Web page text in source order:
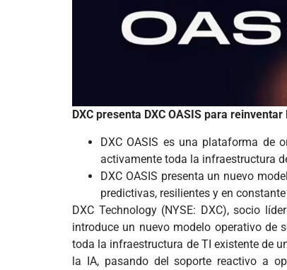
DXC presenta DXC OASIS para
DXC OASIS es una plataforma de
activamente toda la infraestructura
DXC OASIS presenta un nuevo
predictivas, resilientes y en
DXC Technology (NYSE: DXC), socio
introduce un nuevo modelo operativo de
toda la infraestructura de TI existente de
la IA, pasando del soporte reactivo a